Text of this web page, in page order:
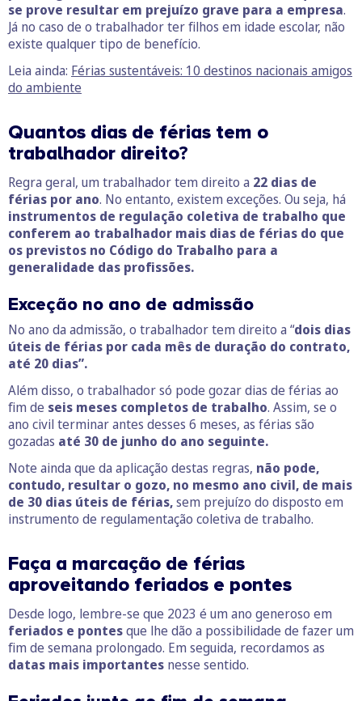
se prove resultar em prejuízo grave para a empresa.
Já no caso de o trabalhador ter filhos em idade escolar, não
existe qualquer tipo de benefício.
Leia ainda: Férias sustentáveis: 10 destinos nacionais amigos
do ambiente
Quantos dias de férias tem o
trabalhador direito?
Regra geral, um trabalhador tem direito a 22 dias de
férias por ano. No entanto, existem exceções. Ou seja, há
instrumentos de regulação coletiva de trabalho que
conferem ao trabalhador mais dias de férias do que
os previstos no Código do Trabalho para a
generalidade das profissões.
Exceção no ano de admissão
No ano da admissão, o trabalhador tem direito a “dois dias
úteis de férias por cada mês de duração do contrato,
até 20 dias”.
Além disso, o trabalhador só pode gozar dias de férias ao
fim de seis meses completos de trabalho. Assim, se o
ano civil terminar antes desses 6 meses, as férias são
gozadas até 30 de junho do ano seguinte.
Note ainda que da aplicação destas regras, não pode,
contudo, resultar o gozo, no mesmo ano civil, de mais
de 30 dias úteis de férias,sem prejuízo do disposto em
instrumento de regulamentação coletiva de trabalho.
Faça a marcação de férias
aproveitando feriados e pontes
Desde logo, lembre-se que 2023 é um ano generoso em
feriados e pontesque lhe dão a possibilidade de fazer um
fim de semana prolongado. Em seguida, recordamos as
datas mais importantes nesse sentido.